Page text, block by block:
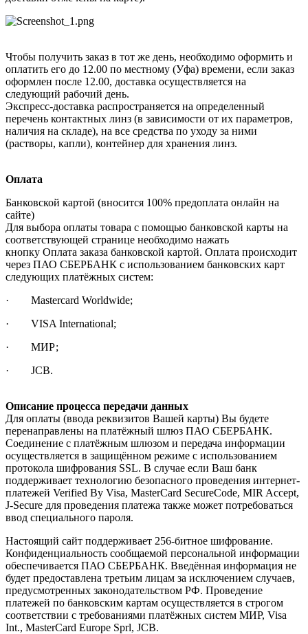
Чтобы получить заказ в тот же день, необходимо оформить и
оплатить его до 12.00 по местному (Уфа) времени, если заказ
оформлен после 12.00, доставка осуществляется на
следующий рабочий день.
Экспресс-доставка распространяется на определенный
перечень контактных линз (в зависимости от их параметров,
наличия на складе), на все средства по уходу за ними
(растворы, капли), контейнер для хранения линз.
Оплата
Банковской картой (вносится 100% предоплата онлайн на
сайте)
Для выбора оплаты товара с помощью банковской карты на
соответствующей странице необходимо нажать
кнопку Оплата заказа банковской картой. Оплата происходит
через ПАО СБЕРБАНК с использованием банковских карт
следующих платёжных систем:
· Mastercard Worldwide;
· VISA International;
· МИР;
· JCB.
Описание процесса передачи данных
Для оплаты (ввода реквизитов Вашей карты) Вы будете
перенаправлены на платёжный шлюз ПАО СБЕРБАНК.
Соединение с платёжным шлюзом и передача информации
осуществляется в защищённом режиме с использованием
протокола шифрования SSL. В случае если Ваш банк
поддерживает технологию безопасного проведения интернет-
платежей Verified By Visa, MasterCard SecureCode, MIR Accept,
J-Secure для проведения платежа также может потребоваться
ввод специального пароля.
Настоящий сайт поддерживает 256-битное шифрование.
Конфиденциальность сообщаемой персональной информации
обеспечивается ПАО СБЕРБАНК. Введённая информация не
будет предоставлена третьим лицам за исключением случаев,
предусмотренных законодательством РФ. Проведение
платежей по банковским картам осуществляется в строгом
соответствии с требованиями платёжных систем МИР, Visa
Int., MasterCard Europe Sprl, JCB.